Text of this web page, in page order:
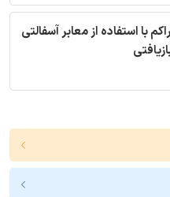
با استفاده از معابر آسفالتی